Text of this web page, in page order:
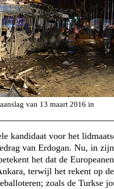
van 13 maart 2016 in
kandidaat voor het
van Erdogan. Nu, in
het dat de
terwijl het rekent op
zoals de Turkse